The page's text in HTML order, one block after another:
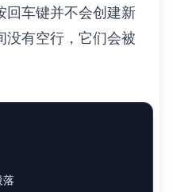
回车键并不会创建新
没有空行，它们会被
落